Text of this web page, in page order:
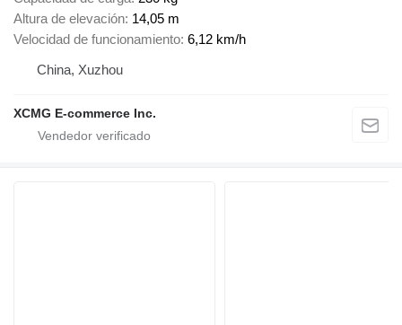
Altura de elevación 14,05 m
Velocidad de funcionamiento 6,12 km/h
China, Xuzhou
XCMG E-commerce Inc.